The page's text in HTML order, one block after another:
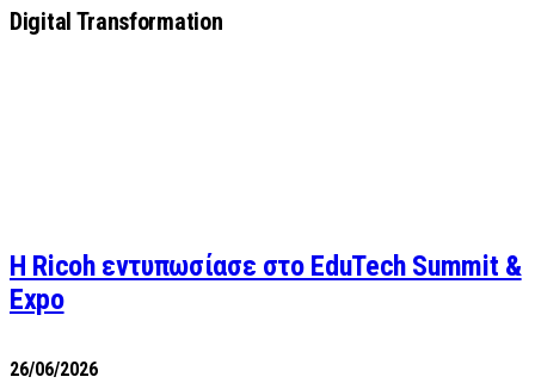
Digital Transformation
Η Ricoh εντυπωσίασε στο EduTech Summit &
Expo
26/06/2026